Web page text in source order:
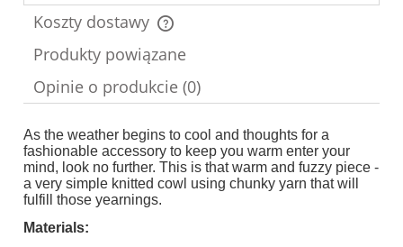
Koszty dostawy
Cena nie zawiera ewentualnych kosztów płatności
Produkty powiązane
Opinie o produkcie (0)
As the weather begins to cool and thoughts for a
fashionable accessory to keep you warm enter your
mind, look no further. This is that warm and fuzzy piece -
a very simple knitted cowl using chunky yarn that will
fulfill those yearnings.
Materials: